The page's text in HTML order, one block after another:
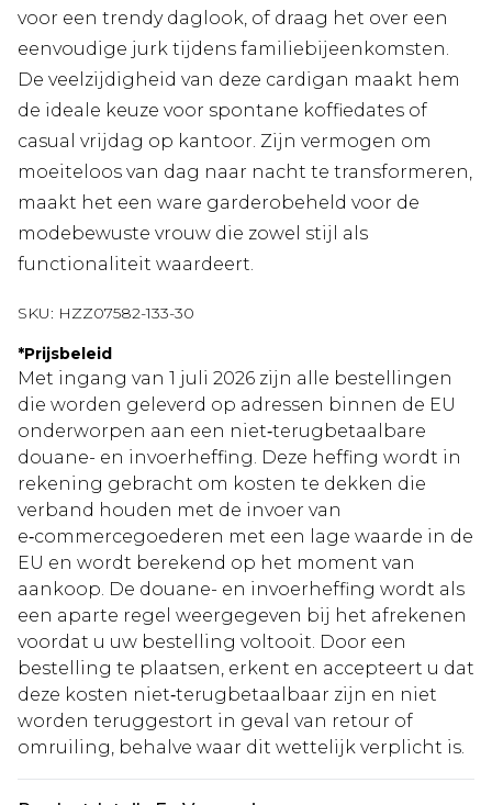
voor een trendy daglook, of draag het over een
eenvoudige jurk tijdens familiebijeenkomsten.
De veelzijdigheid van deze cardigan maakt hem
de ideale keuze voor spontane koffiedates of
casual vrijdag op kantoor. Zijn vermogen om
moeiteloos van dag naar nacht te transformeren,
maakt het een ware garderobeheld voor de
modebewuste vrouw die zowel stijl als
functionaliteit waardeert.
SKU: HZZ07582-133-30
*Prijsbeleid
Met ingang van 1 juli 2026 zijn alle bestellingen
die worden geleverd op adressen binnen de EU
onderworpen aan een niet‑terugbetaalbare
douane- en invoerheffing. Deze heffing wordt in
rekening gebracht om kosten te dekken die
verband houden met de invoer van
e‑commercegoederen met een lage waarde in de
EU en wordt berekend op het moment van
aankoop. De douane- en invoerheffing wordt als
een aparte regel weergegeven bij het afrekenen
voordat u uw bestelling voltooit. Door een
bestelling te plaatsen, erkent en accepteert u dat
deze kosten niet‑terugbetaalbaar zijn en niet
worden teruggestort in geval van retour of
omruiling, behalve waar dit wettelijk verplicht is.